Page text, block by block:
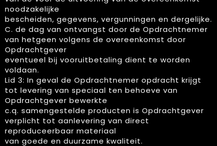
noodzakelijke
bescheiden, gegevens, vergunningen en dergelijke.
C. de dag van ontvangst door de Opdrachtnemer
van hetgeen volgens de overeenkomst door
Opdrachtgever
eventueel bij vooruitbetaling dient te worden
voldaan.
Lid 3: In geval de Opdrachtnemer opdracht krijgt
tot levering van speciaal ten behoeve van
Opdrachtgever bewerkte
c.q. samengestelde producten is Opdrachtgever
verplicht tot aanlevering van direct
reproduceerbaar materiaal
van goede en duurzame kwaliteit.